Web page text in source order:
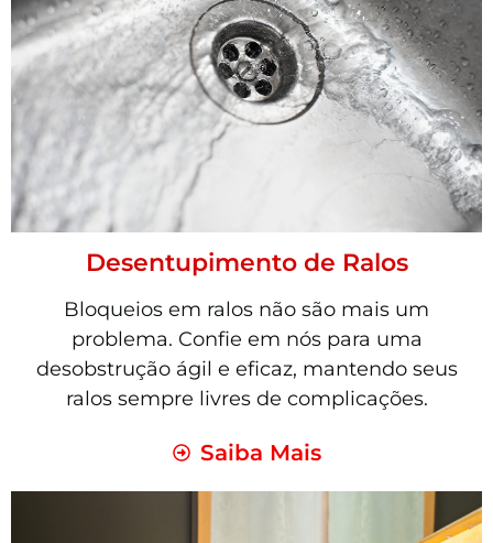
Desentupimento de Ralos
Bloqueios em ralos não são mais um
problema. Confie em nós para uma
desobstrução ágil e eficaz, mantendo seus
ralos sempre livres de complicações.
Saiba Mais